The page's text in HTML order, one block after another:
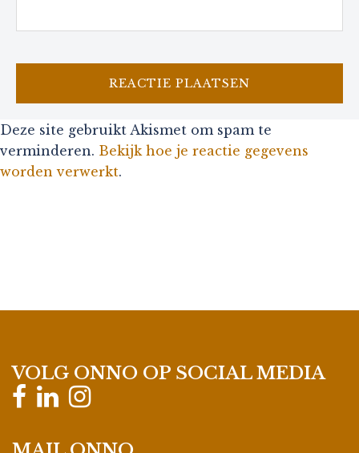
Deze site gebruikt Akismet om spam te
verminderen. Bekijk hoe je reactie gegevens
worden verwerkt.
VOLG ONNO OP SOCIAL MEDIA